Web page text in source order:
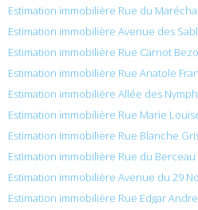
Estimation immobilière Rue du
Estimation immobilière Avenue des
Estimation immobilière Rue Carnot
Estimation immobilière Rue Anatole
Estimation immobilière Allée des
Estimation immobilière Rue Marie
Estimation immobilière Rue Blanche
Estimation immobilière Rue du Berceau
Estimation immobilière Avenue du 29
Estimation immobilière Rue Edgar